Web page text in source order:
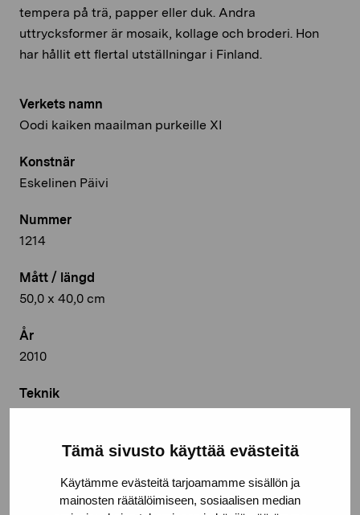
Tämä sivusto käyttää evästeitä
Käytämme evästeitä tarjoamamme sisällön ja
mainosten räätälöimiseen, sosiaalisen median
Verkets namn
Oodi kaiken maailman purkeille XI
Konstnär
Eskelinen Päivi
Nummer
1214
Mått / längd
50,0 x 40,0 cm
År
2010
Teknik
Deponeringsplats
© Kuvasto 2026
tempera på trä, papper eller duk. Andra
uttrycksformer är mosaik, kollage och broderi. Hon
har hållit ett flertal utställningar i Finland.